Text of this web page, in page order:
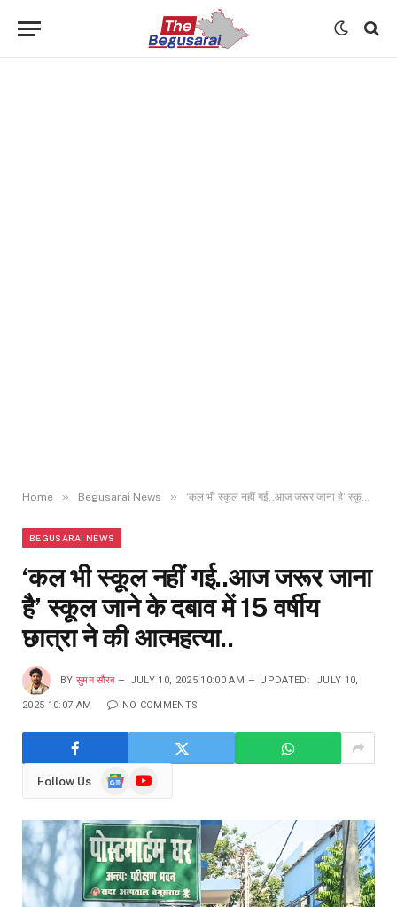
Home » Begusarai News » ‘कल भी स्कूल नहीं गई..आज जरूर जाना है’ स्कूल जाने के दबाव में 15 वर्षीय छात्रा ने की आत्महत्या..
BEGUSARAI NEWS
‘कल भी स्कूल नहीं गई..आज जरूर जाना
है’ स्कूल जाने के दबाव में 15 वर्षीय
छात्रा ने की आत्महत्या..
BY सुमन सौरब JULY 10, 2025 10:00 AM UPDATED: JULY 10,
2025 10:07 AM NO COMMENTS
Follow Us
GoogleYouTube